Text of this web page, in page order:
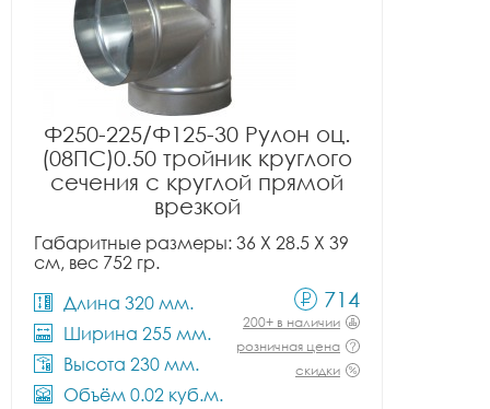
Ф250-225/Ф125-30 Рулон оц.
(08ПС)0.50 тройник круглого
сечения с круглой прямой
врезкой
Габаритные размеры: 36 X 28.5 X 39
см, вес 752 гр.
Длина 320 мм.
Ширина 255 мм.
Высота 230 мм.
Объём 0.02 куб.м.
714
200+ в наличии
розничная цена
скидки